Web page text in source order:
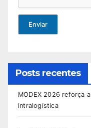
Enviar
Posts recentes
MODEX 2026 reforça
intralogística